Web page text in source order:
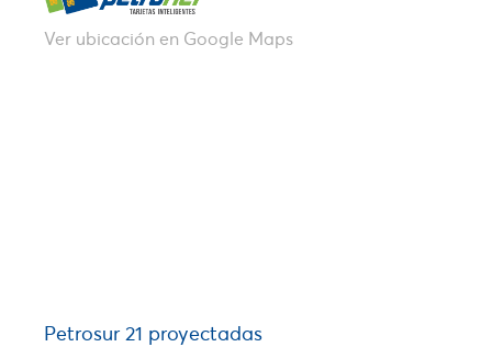
Ver ubicación en Google Maps
Petrosur 21 proyectadas